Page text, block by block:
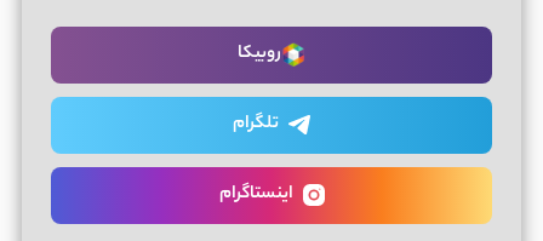
روبیکا
تلگرام
اینستاگرام